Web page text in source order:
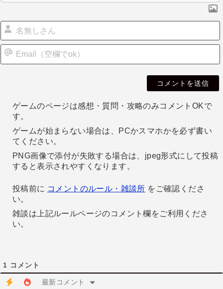
ゲームのページは感想・質問・攻略のみコメントOKで
す。
ゲームが始まらない場合は、PCかスマホかを必ず書い
てください。
PNG画像で添付が失敗する場合は、jpeg形式にして投稿
すると表示されやすくなります。
投稿前に コメントのルール・雑談所 をご確認くださ
い。
雑談は上記ルールページのコメント欄をご利用くださ
い。
1 コメント
最新コメント